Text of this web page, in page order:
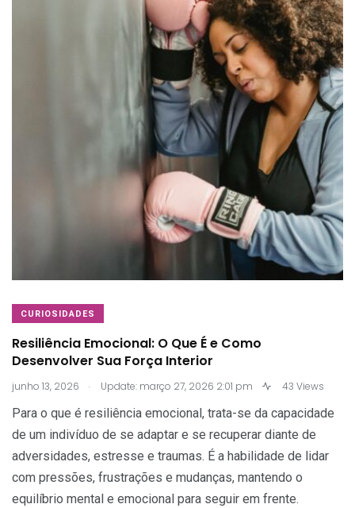
CURIOSIDADES
Resiliência Emocional: O Que É e Como
Desenvolver Sua Força Interior
junho 13, 2026 . Update: março 27, 2026 2:01 pm 43 Views
Para o que é resiliência emocional, trata-se da capacidade
de um indivíduo de se adaptar e se recuperar diante de
adversidades, estresse e traumas. É a habilidade de lidar
com pressões, frustrações e mudanças, mantendo o
equilíbrio mental e emocional para seguir em frente.